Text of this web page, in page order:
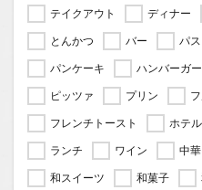
テイクアウト
ディナー
とんかつ
バー パス
パンケーキ
ハンバーガー
ピッツァ
プリン
フレンチトースト
ホテル
ランチ
ワイン 中華
和スイーツ
和菓子